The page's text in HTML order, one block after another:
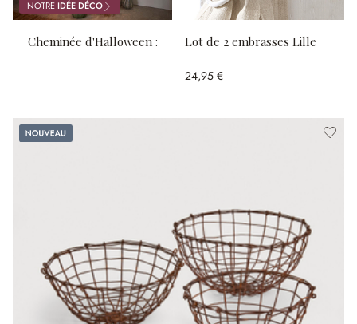
NOTREIDÉE DÉCO
Cheminée d'Halloween :
Nouveau
Lot de 2 embrasses Lille
24,95 €